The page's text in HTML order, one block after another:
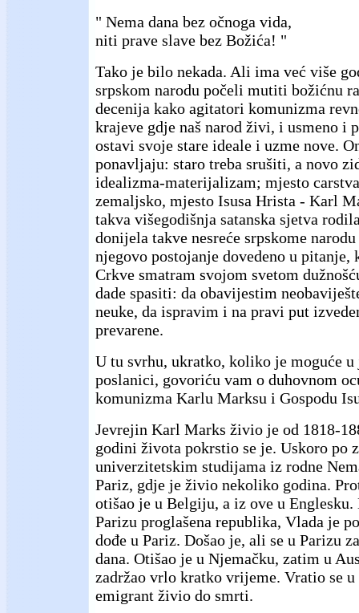
" Nema dana bez očnoga vida,
niti prave slave bez Božića! "
Tako je bilo nekada. Ali ima već više
srpskom narodu počeli mutiti božićnu
decenija kako agitatori komunizma
krajeve gdje naš narod živi, i usmeno i
ostavi svoje stare ideale i uzme nove.
ponavljaju: staro treba srušiti, a novo
idealizma-materijalizam; mjesto
zemaljsko, mjesto Isusa Hrista - Karl
takva višegodišnja satanska sjetva
donijela takve nesreće srpskome
njegovo postojanje dovedeno u pitanje,
Crkve smatram svojom svetom
dade spasiti: da obavijestim
neuke, da ispravim i na pravi put
prevarene.
U tu svrhu, ukratko, koliko je moguće
poslanici, govoriću vam o duhovnom
komunizma Karlu Marksu i Gospodu
Jevrejin Karl Marks živio je od 1818-
godini života pokrstio se je. Uskoro po
univerzitetskim studijama iz rodne
Pariz, gdje je živio nekoliko godina.
otišao je u Belgiju, a iz ove u Englesku.
Parizu proglašena republika, Vlada je
dođe u Pariz. Došao je, ali se u Parizu
dana. Otišao je u Njemačku, zatim u
zadržao vrlo kratko vrijeme. Vratio se
emigrant živio do smrti.